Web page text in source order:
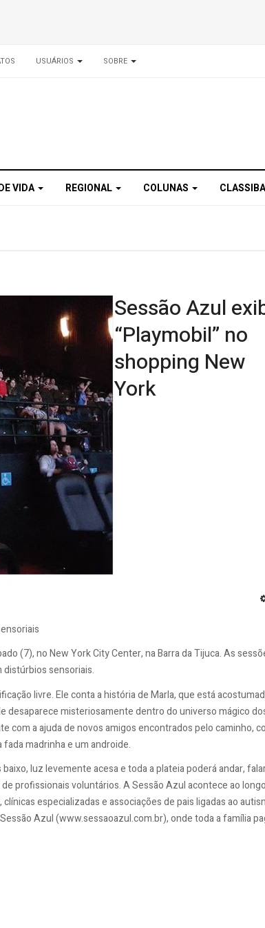
USUÁRIOS SOBRE
VIDA REGIONAL COLUNAS
Sessão Azul
“Playmobil” no
shopping New
York
(7), no New York City Center, na Barra da Tijuca. As
distúrbios sensoriais.
livre. Ele conta a história de Marla, que está
desaparece misteriosamente dentro do universo mágico
com a ajuda de novos amigos encontrados pelo caminho,
madrinha e um androide.
luz levemente acesa e toda a plateia poderá andar,
profissionais voluntários. A Sessão Azul acontece ao
especializadas e associações de pais ligadas ao
Azul (www.sessaoazul.com.br), onde toda a família